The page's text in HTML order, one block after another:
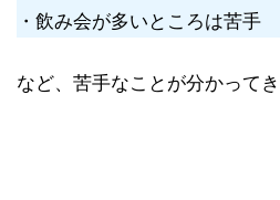
・飲み会が多いところは苦手
など、苦手なことが分かってき